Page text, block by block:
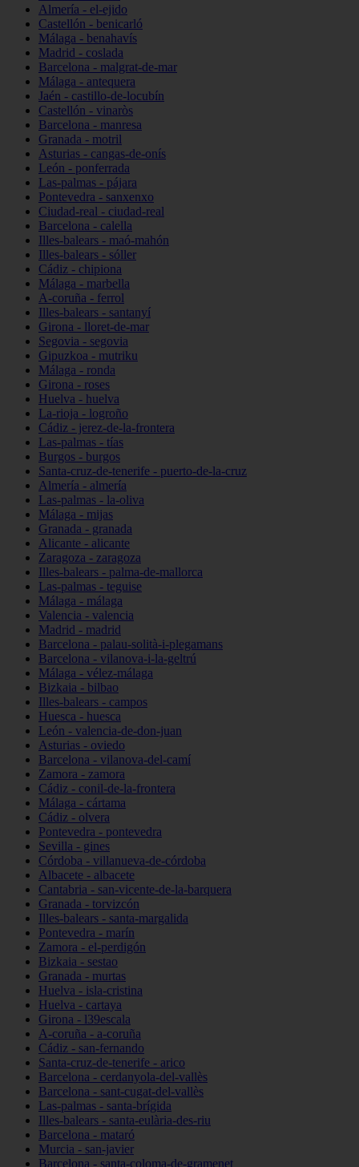
Almería - el-ejido
Castellón - benicarló
Málaga - benahavís
Madrid - coslada
Barcelona - malgrat-de-mar
Málaga - antequera
Jaén - castillo-de-locubín
Castellón - vinaròs
Barcelona - manresa
Granada - motril
Asturias - cangas-de-onís
León - ponferrada
Las-palmas - pájara
Pontevedra - sanxenxo
Ciudad-real - ciudad-real
Barcelona - calella
Illes-balears - maó-mahón
Illes-balears - sóller
Cádiz - chipiona
Málaga - marbella
A-coruña - ferrol
Illes-balears - santanyí
Girona - lloret-de-mar
Segovia - segovia
Gipuzkoa - mutriku
Málaga - ronda
Girona - roses
Huelva - huelva
La-rioja - logroño
Cádiz - jerez-de-la-frontera
Las-palmas - tías
Burgos - burgos
Santa-cruz-de-tenerife - puerto-de-la-cruz
Almería - almería
Las-palmas - la-oliva
Málaga - mijas
Granada - granada
Alicante - alicante
Zaragoza - zaragoza
Illes-balears - palma-de-mallorca
Las-palmas - teguise
Málaga - málaga
Valencia - valencia
Madrid - madrid
Barcelona - palau-solità-i-plegamans
Barcelona - vilanova-i-la-geltrú
Málaga - vélez-málaga
Bizkaia - bilbao
Illes-balears - campos
Huesca - huesca
León - valencia-de-don-juan
Asturias - oviedo
Barcelona - vilanova-del-camí
Zamora - zamora
Cádiz - conil-de-la-frontera
Málaga - cártama
Cádiz - olvera
Pontevedra - pontevedra
Sevilla - gines
Córdoba - villanueva-de-córdoba
Albacete - albacete
Cantabria - san-vicente-de-la-barquera
Granada - torvizcón
Illes-balears - santa-margalida
Pontevedra - marín
Zamora - el-perdigón
Bizkaia - sestao
Granada - murtas
Huelva - isla-cristina
Huelva - cartaya
Girona - l39escala
A-coruña - a-coruña
Cádiz - san-fernando
Santa-cruz-de-tenerife - arico
Barcelona - cerdanyola-del-vallès
Barcelona - sant-cugat-del-vallès
Las-palmas - santa-brígida
Illes-balears - santa-eulària-des-riu
Barcelona - mataró
Murcia - san-javier
Barcelona - santa-coloma-de-gramenet